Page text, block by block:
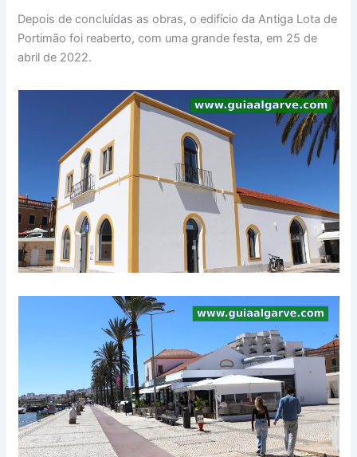
Depois de concluídas as obras, o edifício da Antiga Lota de
Portimão foi reaberto, com uma grande festa, em 25 de
abril de 2022.